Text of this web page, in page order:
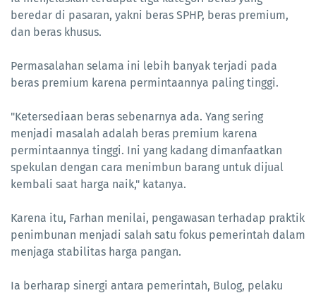
beredar di pasaran, yakni beras SPHP, beras premium,
dan beras khusus.
Permasalahan selama ini lebih banyak terjadi pada
beras premium karena permintaannya paling tinggi.
"Ketersediaan beras sebenarnya ada. Yang sering
menjadi masalah adalah beras premium karena
permintaannya tinggi. Ini yang kadang dimanfaatkan
spekulan dengan cara menimbun barang untuk dijual
kembali saat harga naik," katanya.
Karena itu, Farhan menilai, pengawasan terhadap praktik
penimbunan menjadi salah satu fokus pemerintah dalam
menjaga stabilitas harga pangan.
Ia berharap sinergi antara pemerintah, Bulog, pelaku